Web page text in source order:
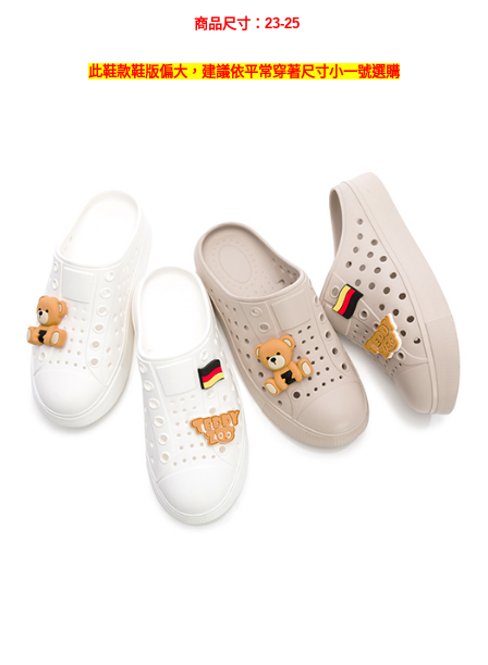
商品尺寸：23-25
此鞋款鞋版偏大，建議依平常穿著尺寸小一號選購